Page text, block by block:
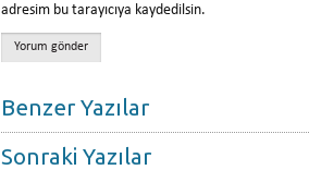
adresim bu tarayıcıya kaydedilsin.
Benzer Yazılar
Sonraki Yazılar